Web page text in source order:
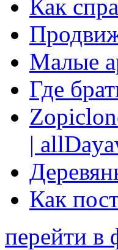
Как
Малые
Где
|
Как
перейти в